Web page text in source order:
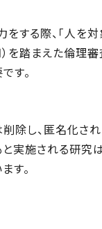
する際、「人を
踏まえた倫理審
す。
除し、匿名化さ
施される研究
す。